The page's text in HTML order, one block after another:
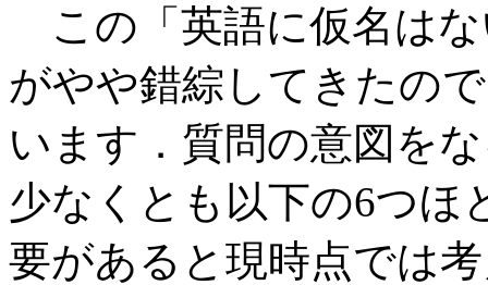
この「英語に仮名は
がやや錯綜してきたの
います．質問の意図を
少なくとも以下の6つほ
要があると現時点では